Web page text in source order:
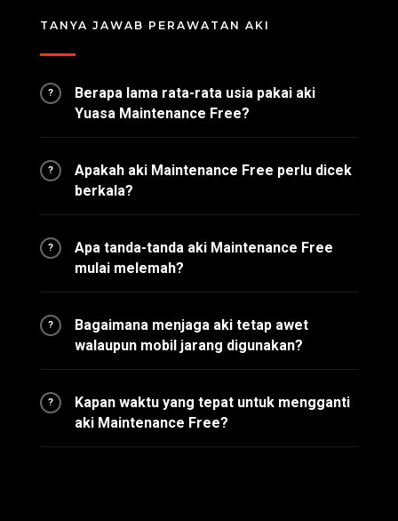
TANYA JAWAB PERAWATAN AKI
?
Berapa lama rata-rata usia pakai aki
Yuasa Maintenance Free?
?
Apakah aki Maintenance Free perlu dicek
berkala?
?
Apa tanda-tanda aki Maintenance Free
mulai melemah?
?
Bagaimana menjaga aki tetap awet
walaupun mobil jarang digunakan?
?
Kapan waktu yang tepat untuk mengganti
aki Maintenance Free?